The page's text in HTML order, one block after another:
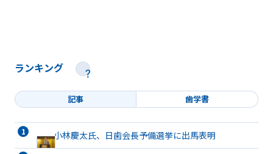
ランキング
記事 歯学書
小林慶太氏、日歯会長予備選挙に出馬表明